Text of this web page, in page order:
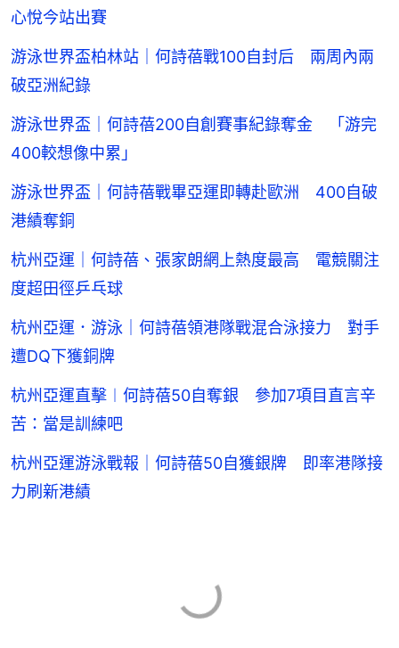
心悅今站出賽
游泳世界盃柏林站｜何詩蓓戰100自封后 兩周內兩
破亞洲紀錄
游泳世界盃｜何詩蓓200自創賽事紀錄奪金 「游完
400較想像中累」
游泳世界盃｜何詩蓓戰畢亞運即轉赴歐洲 400自破
港績奪銅
杭州亞運｜何詩蓓、張家朗網上熱度最高 電競關注
度超田徑乒乓球
杭州亞運．游泳｜何詩蓓領港隊戰混合泳接力 對手
遭DQ下獲銅牌
杭州亞運直擊︱何詩蓓50自奪銀 參加7項目直言辛
苦：當是訓練吧
杭州亞運游泳戰報｜何詩蓓50自獲銀牌 即率港隊接
力刷新港績